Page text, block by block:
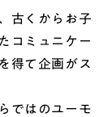
古くからお子
コミュニケー
得て企画がス
ではのユーモ